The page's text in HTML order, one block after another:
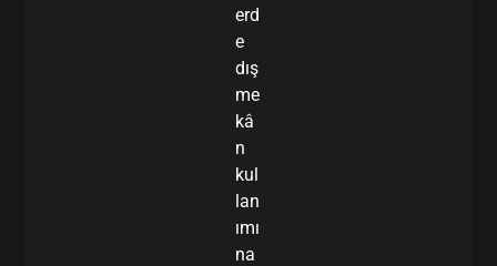
erd
e
dış
me
kâ
n
kul
lan
ımı
na